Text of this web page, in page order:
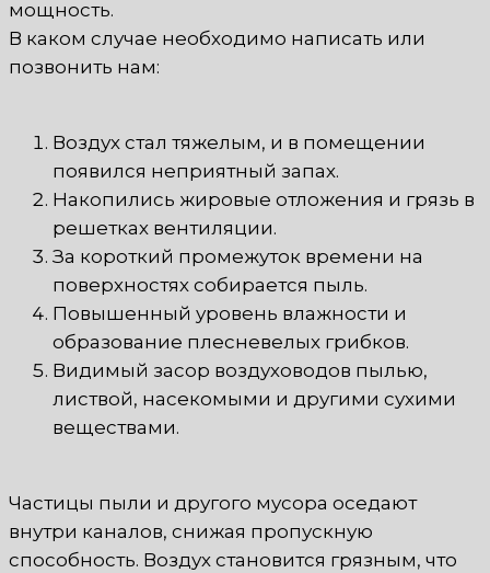
мощность.
В каком случае необходимо написать или
позвонить нам:
Воздух стал тяжелым, и в помещении
появился неприятный запах.
Накопились жировые отложения и грязь в
решетках вентиляции.
За короткий промежуток времени на
поверхностях собирается пыль.
Повышенный уровень влажности и
образование плесневелых грибков.
Видимый засор воздуховодов пылью,
листвой, насекомыми и другими сухими
веществами.
Частицы пыли и другого мусора оседают
внутри каналов, снижая пропускную
способность. Воздух становится грязным, что